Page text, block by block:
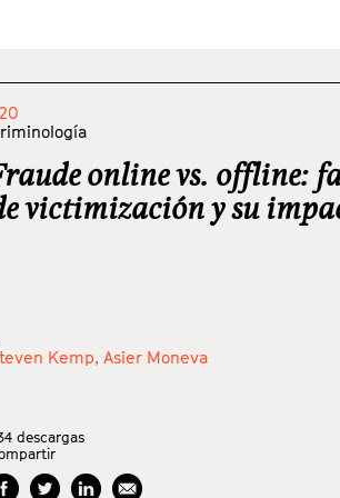
online vs. offline:
victimización y su
Kemp, Asier Moneva
descargas